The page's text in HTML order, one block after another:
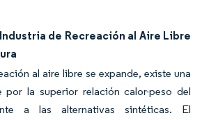
de Recreación al Aire Libre
al aire libre se expande, existe una
por la superior relación calor-peso del
a las alternativas sintéticas. El